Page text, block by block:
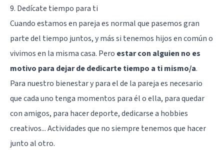
9. Dedícate tiempo para ti
Cuando estamos en pareja es normal que pasemos gran
parte del tiempo juntos, y más si tenemos hijos en común o
vivimos en la misma casa. Pero estar con alguien no es
motivo para dejar de dedicarte tiempo a ti mismo/a.
Para nuestro bienestar y para el de la pareja es necesario
que cada uno tenga momentos para él o ella, para quedar
con amigos, para hacer deporte, dedicarse a hobbies
creativos... Actividades que no siempre tenemos que hacer
junto al otro.